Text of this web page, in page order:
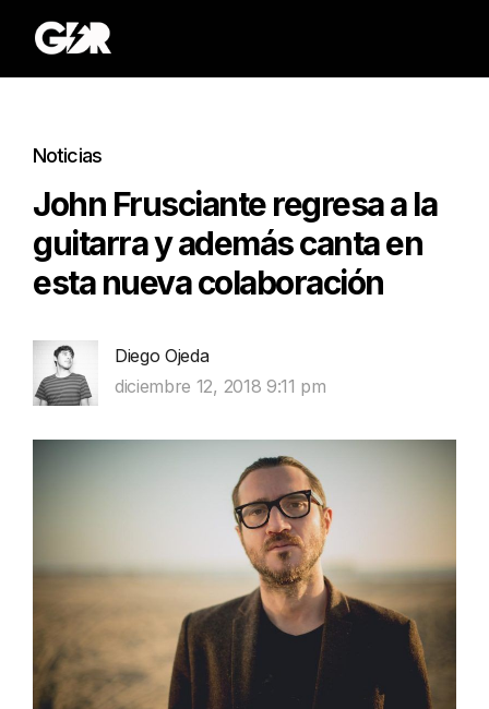
Noticias
John Frusciante regresa a la
guitarra y además canta en
esta nueva colaboración
Diego Ojeda
diciembre 12, 2018 9:11 pm